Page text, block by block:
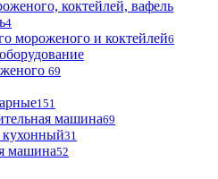
коктейлей, вафель
4
мороженого и коктейлей6
69
151
машина69
31
машина52